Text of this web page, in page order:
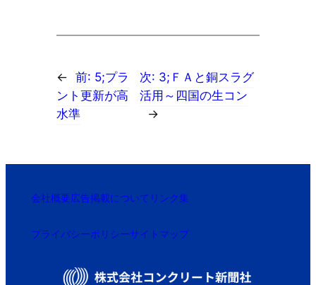
← 前: 5;プラ
ント更新が高
水準
次: 3;ＦＡと銅スラグ
活用～四国の生コン
→
会社概要広告掲載について リンク集
プライバシーポリシーサイトマップ